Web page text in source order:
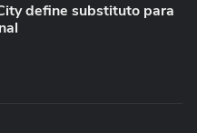
define substituto para